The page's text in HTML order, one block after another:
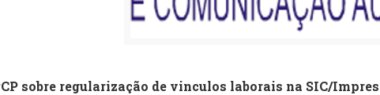
sobre regularização de vinculos laborais na SIC/